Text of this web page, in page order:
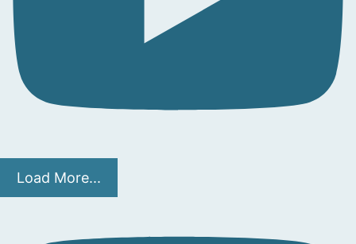
Load More...